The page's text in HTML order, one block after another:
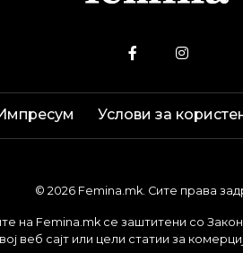
Услови за
© 2026 Femina.mk. Сите права
на Femina.mk се заштитени со
веб сајт или цели статии за